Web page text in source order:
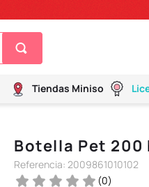
Tiendas Miniso
Botella Pet 200
Referencia: 2009861010102
(0)